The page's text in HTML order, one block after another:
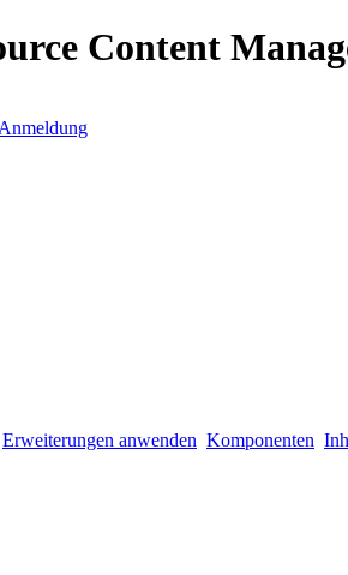
Content
Erweiterungen anwenden Komponenten